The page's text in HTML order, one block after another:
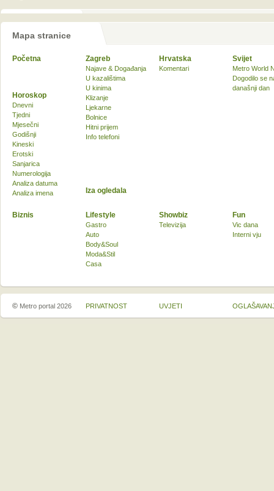
Mapa stranice
Početna Zagreb
Najave & Događanja
U kazalištima
U kinima
Klizanje
Ljekarne
Bolnice
Hitni prijem
Info telefoni
Hrvatska
Komentari
Svijet
Metro World
Dogodilo se
današnji dan
Biznis Lifestyle
Gastro
Auto
Body&Soul
Moda&Stil
Casa
Showbiz
Televizija
Fun
Vic dana
Interni vju
Horoskop
Dnevni
Tjedni
Mjesečni
Godišnji
Kineski
Erotski
Sanjarica
Numerologija
Analiza datuma
Analiza imena
Iza ogledala
© Metro portal 2026 PRIVATNOST UVJETI